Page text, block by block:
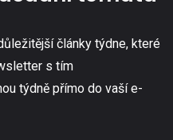
články týdne, které
s tím
týdně přímo do vaší e-